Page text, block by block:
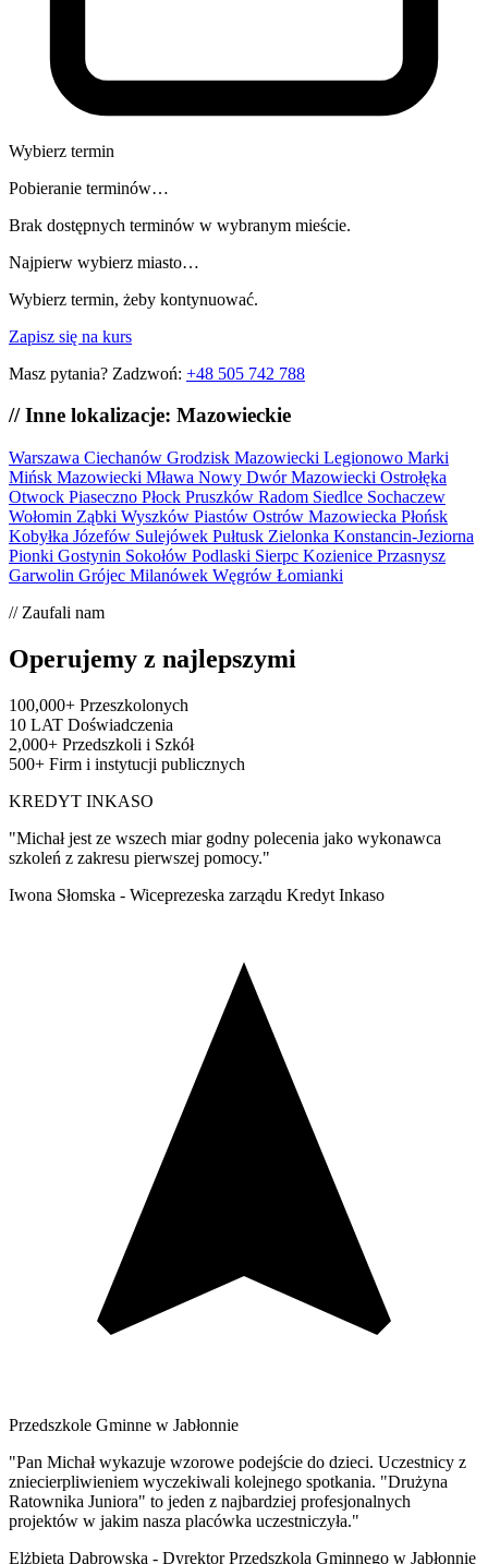
Wybierz termin
Pobieranie terminów…
Brak dostępnych terminów w wybranym mieście.
Najpierw wybierz miasto…
Wybierz termin, żeby kontynuować.
Zapisz się na kurs
Masz pytania? Zadzwoń: +48 505 742 788
// Inne lokalizacje: Mazowieckie
Warszawa Ciechanów Grodzisk Mazowiecki Legionowo Marki
Mińsk Mazowiecki Mława Nowy Dwór Mazowiecki Ostrołęka
Otwock Piaseczno Płock Pruszków Radom Siedlce Sochaczew
Wołomin Ząbki Wyszków Piastów Ostrów Mazowiecka Płońsk
Kobyłka Józefów Sulejówek Pułtusk Zielonka Konstancin-Jeziorna
Pionki Gostynin Sokołów Podlaski Sierpc Kozienice Przasnysz
Garwolin Grójec Milanówek Węgrów Łomianki
// Zaufali nam
Operujemy z najlepszymi
100,000+ Przeszkolonych
10 LAT Doświadczenia
2,000+ Przedszkoli i Szkół
500+ Firm i instytucji publicznych
KREDYT INKASO
"Michał jest ze wszech miar godny polecenia jako wykonawca
szkoleń z zakresu pierwszej pomocy."
Iwona Słomska - Wiceprezeska zarządu Kredyt Inkaso
Przedszkole Gminne w Jabłonnie
"Pan Michał wykazuje wzorowe podejście do dzieci. Uczestnicy z
zniecierpliwieniem wyczekiwali kolejnego spotkania. "Drużyna
Ratownika Juniora" to jeden z najbardziej profesjonalnych
projektów w jakim nasza placówka uczestniczyła."
Elżbieta Dąbrowska - Dyrektor Przedszkola Gminnego w Jabłonnie